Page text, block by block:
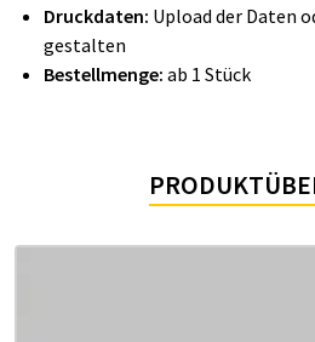
Druckdaten: Upload der Daten
gestalten
Bestellmenge: ab 1 Stück